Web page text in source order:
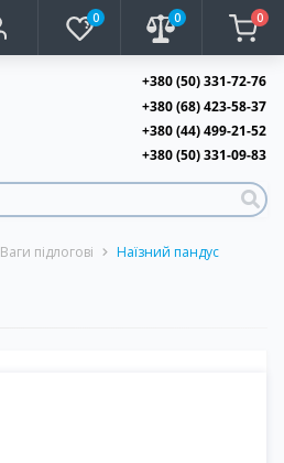
0 0 0
+380 (50) 331-72-76
+380 (68) 423-58-37
+380 (44) 499-21-52
+380 (50) 331-09-83
Ваги підлогові Наїзний пандус